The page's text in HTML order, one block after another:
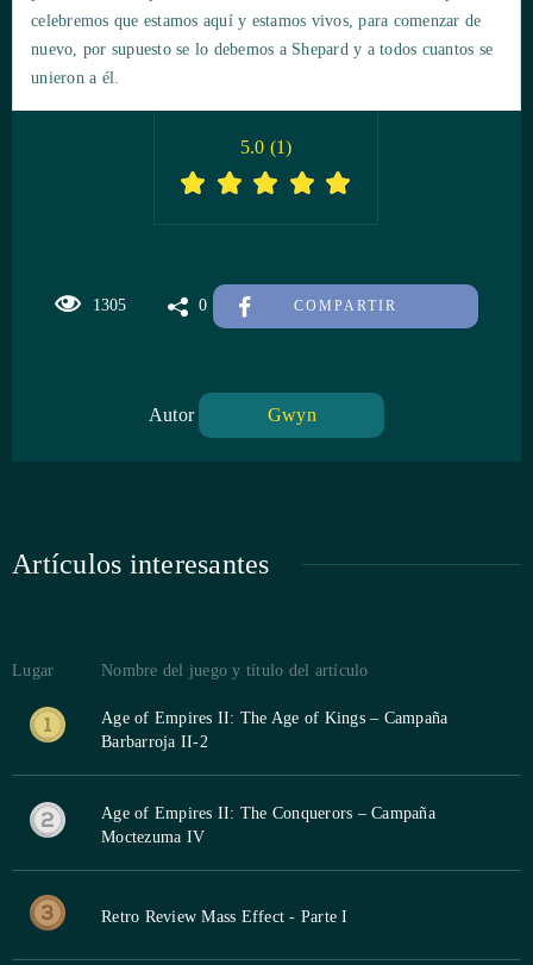
celebremos que estamos aquí y estamos vivos, para comenzar de
nuevo, por supuesto se lo debemos a Shepard y a todos cuantos se
unieron a él.
1305 0 COMPARTIR
5.0 (1)
Autor Gwyn
Artículos interesantes
Lugar Nombre del juego y título del artículo
Age of Empires II: The Age of Kings – Campaña
Barbarroja II-2
Age of Empires II: The Conquerors – Campaña
Moctezuma IV
Retro Review Mass Effect - Parte I